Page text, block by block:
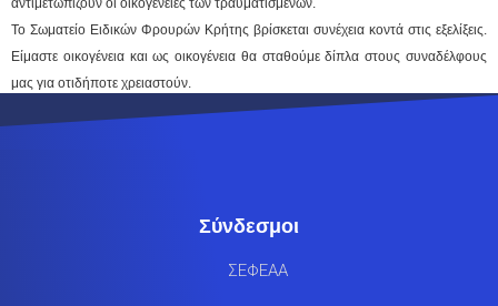
αντιμετωπίζουν οι οικογένειες των τραυματισμένων.
Το Σωματείο Ειδικών Φρουρών Κρήτης βρίσκεται συνέχεια κοντά στις εξελίξεις.
Είμαστε οικογένεια και ως οικογένεια θα σταθούμε δίπλα στους συναδέλφους
μας για οτιδήποτε χρειαστούν.
Σύνδεσμοι
ΣΕΦΕΑΑ